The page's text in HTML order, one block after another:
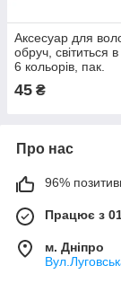
Аксесуар для
обруч, світиться в
6 кольорів, пак.
45 ₴
Про нас
96%
Працює з
м. Дніпро